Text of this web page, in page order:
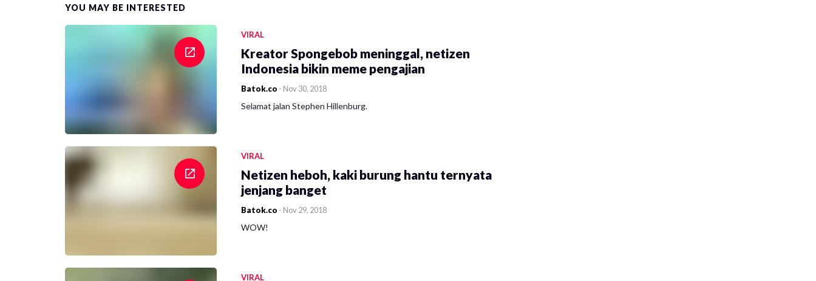
YOU MAY BE INTERESTED
VIRAL
Kreator Spongebob meninggal, netizen
Indonesia bikin meme pengajian
Batok.co - Nov 30, 2018
Selamat jalan Stephen Hillenburg.
VIRAL
Netizen heboh, kaki burung hantu ternyata
jenjang banget
Batok.co - Nov 29, 2018
WOW!
VIRAL